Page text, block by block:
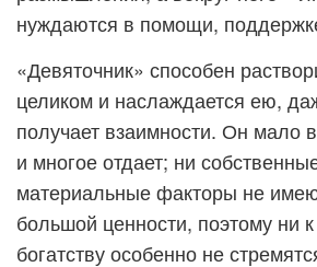
нуждаются в помощи,
«Девяточник» способен
целиком и наслаждается ею,
получает взаимности. Он мало
и многое отдает; ни
материальные факторы не
большой ценности, поэтому ни
богатству особенно не